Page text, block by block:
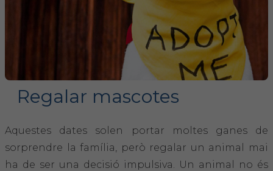
Formacions d'altres entitats
Certificats de formacions COVIB
Notícies
Revista Col·legial
Notes de premsa
Regalar mascotes
Aquestes dates solen portar moltes ganes de
sorprendre la família, però regalar un animal mai
ha de ser una decisió impulsiva. Un animal no és